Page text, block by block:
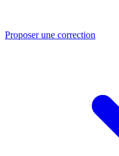
Proposer une correction